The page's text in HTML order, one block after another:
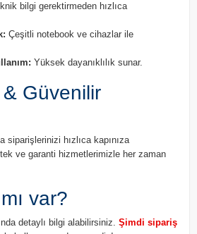
bilgi gerektirmeden hızlıca
Çeşitli notebook ve cihazlar ile
Yüksek dayanıklılık sunar.
& Güvenilir
siparişlerinizi hızlıca kapınıza
ve garanti hizmetlerimizle her zaman
var?
detaylı bilgi alabilirsiniz. Şimdi sipariş